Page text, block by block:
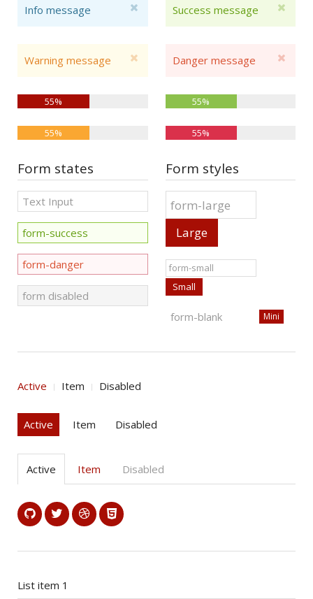
Info message Success message
Warning message Danger message
55% 55%
55% 55%
Form states Form styles
Large
Small
Mini
Active Item Disabled
Active Item Disabled
Active Item Disabled
List item 1